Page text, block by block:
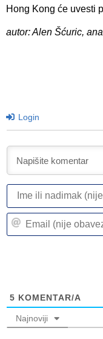
Hong Kong će uvesti
autor: Alen Šćuric,
Login
5 KOMENTAR/A
Najnoviji